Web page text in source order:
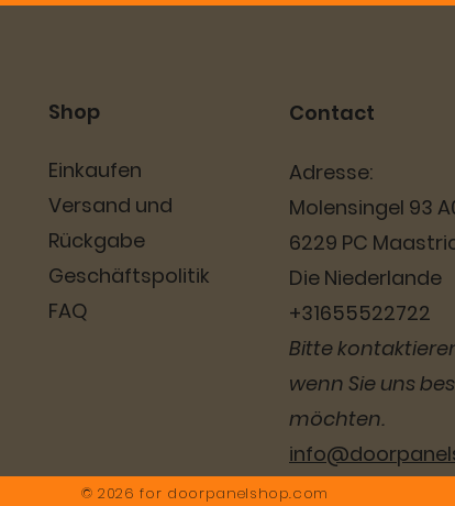
Shop
Einkaufen
Versand und
Rückgabe
Geschäftspolitik
FAQ
Contact
Adresse:
Molensingel 93
6229 PC
Die Niederlande
+31655522722
Bitte
wenn Sie uns
möchten.
© 2026 for doorpanelshop.com